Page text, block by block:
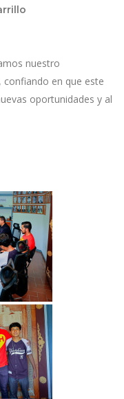
nuestro
en que este
oportunidades y al